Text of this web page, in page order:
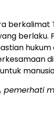
berkalimat
berlaku.
, pemerhati